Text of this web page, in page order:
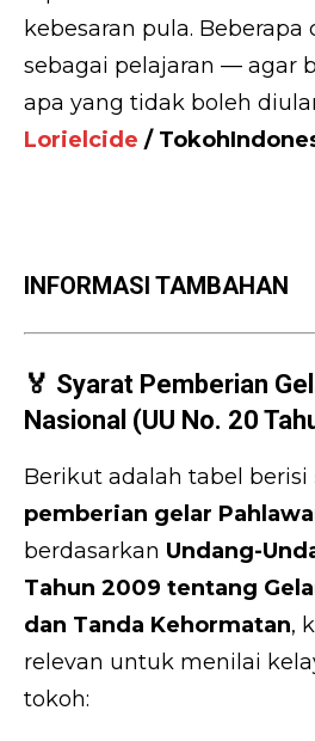
kebesaran pula.
sebagai pelajaran — agar
apa yang tidak boleh
Lorielcide /
INFORMASI TAMBAHAN
🏅 Syarat Pemberian
Nasional (UU No. 20
Berikut adalah tabel berisi
pemberian gelar
berdasarkan Undang-
Tahun 2009 tentang
dan Tanda Kehormatan,
relevan untuk menilai
tokoh: